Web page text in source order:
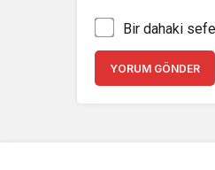
Bir dahaki
YORUM GÖNDER